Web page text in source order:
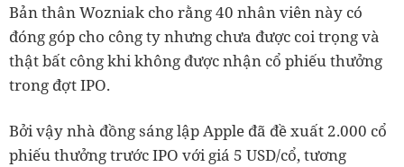
Bản thân Wozniak cho rằng 40 nhân viên này có
đóng góp cho công ty nhưng chưa được coi trọng và
thật bất công khi không được nhận cổ phiếu thưởng
trong đợt IPO.
Bởi vậy nhà đồng sáng lập Apple đã đề xuất 2.000 cổ
phiếu thưởng trước IPO với giá 5 USD/cổ, tương